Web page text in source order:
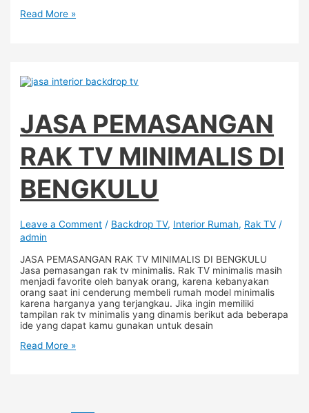
Read More »
JASA PEMASANGAN
RAK TV MINIMALIS DI
BENGKULU
Leave a Comment / Backdrop TV, Interior Rumah, Rak TV /
admin
JASA PEMASANGAN RAK TV MINIMALIS DI BENGKULU
Jasa pemasangan rak tv minimalis. Rak TV minimalis masih
menjadi favorite oleh banyak orang, karena kebanyakan
orang saat ini cenderung membeli rumah model minimalis
karena harganya yang terjangkau. Jika ingin memiliki
tampilan rak tv minimalis yang dinamis berikut ada beberapa
ide yang dapat kamu gunakan untuk desain
Read More »